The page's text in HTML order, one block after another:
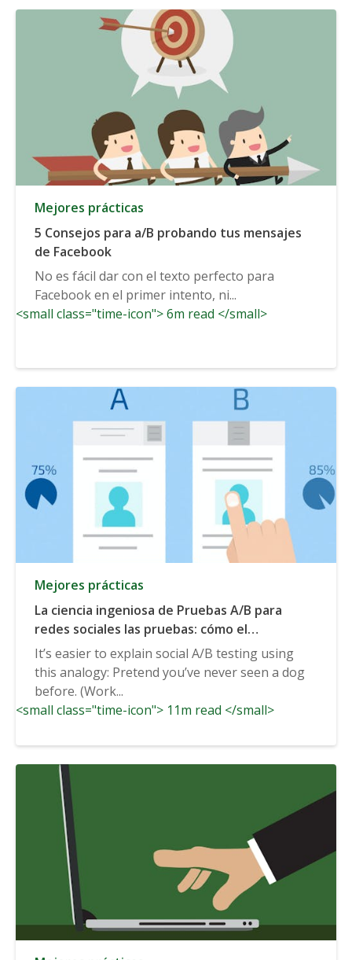
Mejores prácticas
5 Consejos para a/B probando tus mensajes
de Facebook
No es fácil dar con el texto perfecto para
Facebook en el primer intento, ni...
<small class="time-icon"> 6m read </small>
Mejores prácticas
La ciencia ingeniosa de Pruebas A/B para
redes sociales las pruebas: cómo el
pensamiento Bayesiano trae los clics
It’s easier to explain social A/B testing using
this analogy: Pretend you’ve never seen a dog
before. (Work...
<small class="time-icon"> 11m read </small>